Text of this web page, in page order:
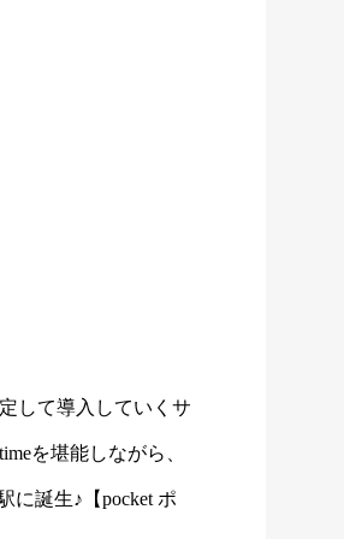
して導入していくサ
を堪能しながら、
に誕生♪【pocket ポ